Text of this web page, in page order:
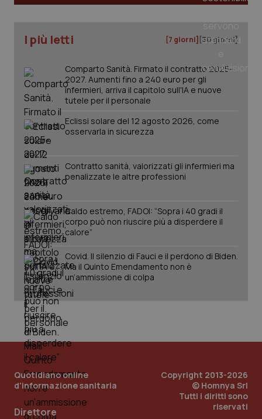
I più letti [7 giorni] [30 giorni]
Comparto Sanità. Firmato il contratto 2025-
2027. Aumenti fino a 240 euro per gli
infermieri, arriva il capitolo sull'IA e nuove
tutele per il personale
Eclissi solare del 12 agosto 2026, come
osservarla in sicurezza
Contratto sanità, valorizzati gli infermieri ma
penalizzate le altre professioni
Caldo estremo, FADOI: “Sopra i 40 gradi il
corpo può non riuscire più a disperdere il
calore”
Covid. Il silenzio di Fauci e il perdono di Biden.
Ma il Quinto Emendamento non è
un’ammissione di colpa
Quotidiano online
d'informazione sanitaria
Direttore
Copyright 2013-2026
© Homnya Srl
Tutti i diritti sono
riservati
PHPSESSID